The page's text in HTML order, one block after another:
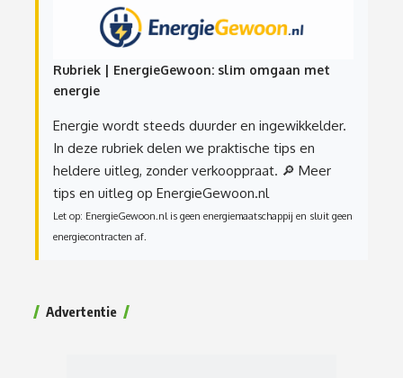
Rubriek | EnergieGewoon: slim omgaan met
energie
Energie wordt steeds duurder en ingewikkelder.
In deze rubriek delen we praktische tips en
heldere uitleg, zonder verkooppraat. 🔎 Meer
tips en uitleg op EnergieGewoon.nl
Let op: EnergieGewoon.nl is geen energiemaatschappij en sluit geen
energiecontracten af.
Advertentie